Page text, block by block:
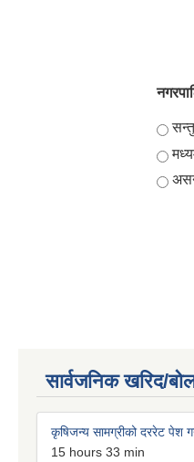
सार्वजनिक खरिद/
कृषिजन्य सामग्रीको दररेट पेश
15 hours 33 min